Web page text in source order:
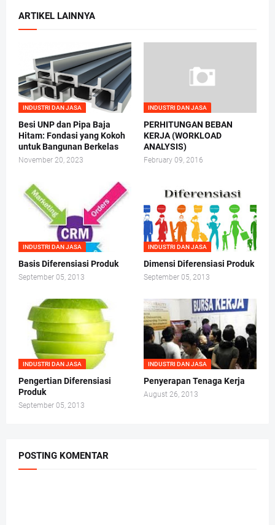
ARTIKEL LAINNYA
INDUSTRI DAN JASA
Besi UNP dan Pipa Baja
Hitam: Fondasi yang Kokoh
untuk Bangunan Berkelas
November 20, 2023
INDUSTRI DAN JASA
PERHITUNGAN BEBAN
KERJA (WORKLOAD
ANALYSIS)
February 09, 2016
INDUSTRI DAN JASA
Basis Diferensiasi Produk
September 05, 2013
INDUSTRI DAN JASA
Dimensi Diferensiasi Produk
September 05, 2013
INDUSTRI DAN JASA
Pengertian Diferensiasi
Produk
September 05, 2013
INDUSTRI DAN JASA
Penyerapan Tenaga Kerja
August 26, 2013
POSTING KOMENTAR